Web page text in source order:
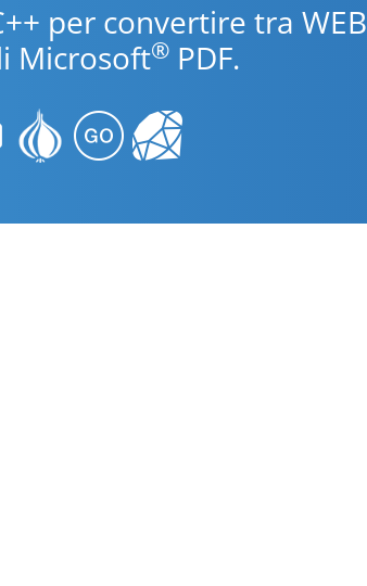
per convertire tra WEB
Microsoft® PDF.